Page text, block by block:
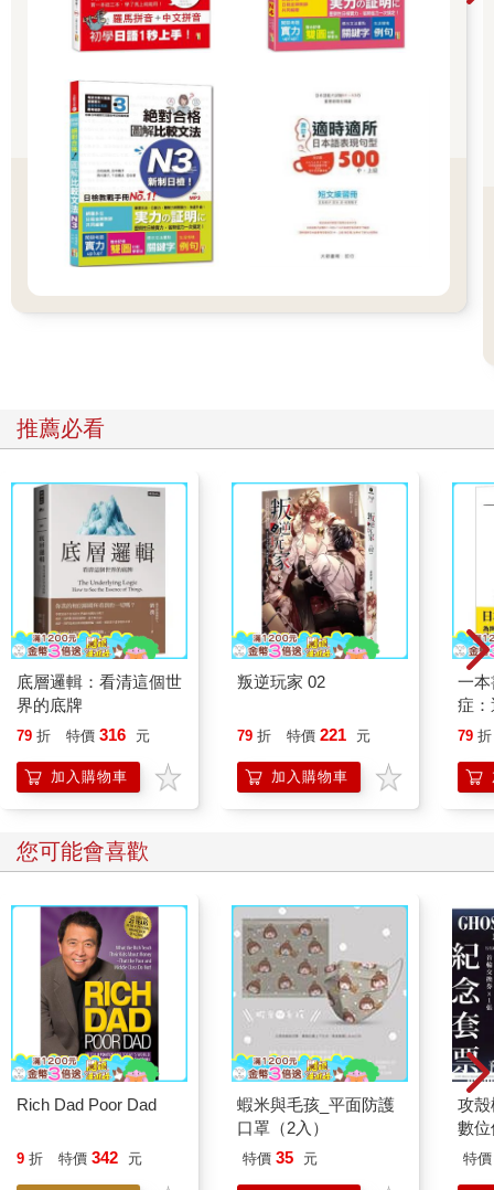
推薦必看
底層邏輯：看清這個世
界的底牌
79 折 特價 316 元
加入購物車
叛逆玩家 02
79 折 特價 221 元
加入購物車
一
症
開
的
79 折
您可能會喜歡
Rich Dad Poor Dad
9 折 特價 342 元
蝦米與毛孩_平面防護
口罩（2入）
特價 35 元
攻殼
數
特價